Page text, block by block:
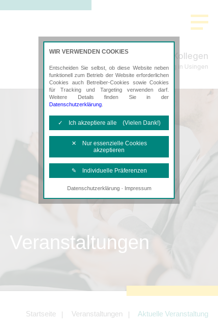
Schade & Kollegen
Steuerberatung in Usingen
Veranstaltungen
Startseite Veranstaltungen Aktuelle Veranstaltung
WIR VERWENDEN COOKIES
Entscheiden Sie selbst, ob diese Website neben
funktionell zum Betrieb der Website erforderlichen
Cookies auch Betreiber-Cookies sowie Cookies
für Tracking und Targeting verwenden darf.
Weitere Details finden Sie in der
Datenschutzerklärung
✓ Ich akzeptiere alle (Vielen Dank!)
✕ Nur essenzielle Cookies
akzeptieren
✎ Individuelle Präferenzen
Notwendige Cookies
Diese Cookies sind erforderlich, um die
Diese Cookies sind erforderlich, um
unsere Website auf Ihre Bedürfnisse hin
zu Social-Media-Angeboten von z.B.
Facebook und LinkedIn.
Diese Cookies sind erforderlich, um z.B.
Datenschutzerklärung· Impressum